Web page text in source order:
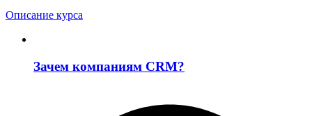
Описание курса
Зачем компаниям CRM?